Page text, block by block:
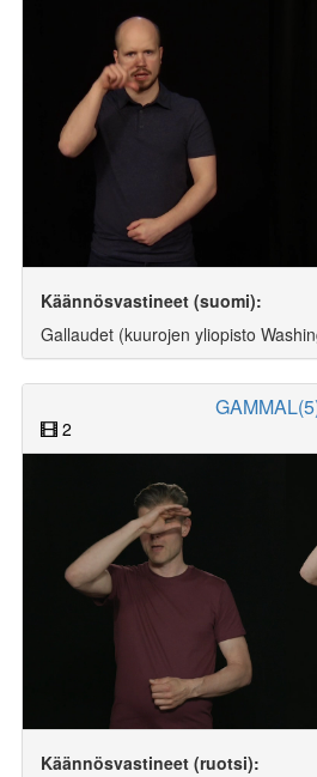
Käännösvastineet (suomi):
Gallaudet (kuurojen yliopisto
2
Käännösvastineet (ruotsi):